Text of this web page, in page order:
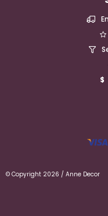
© Copyright 2026 / Anne Decor